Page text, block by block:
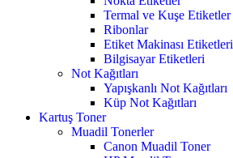
Termal ve Kuşe Etiketler
Ribonlar
Etiket Makinası Etiketleri
Bilgisayar Etiketleri
Not Kağıtları
Yapışkanlı Not Kağıtları
Küp Not Kağıtları
Kartuş Toner
Muadil Tonerler
Canon Muadil Toner